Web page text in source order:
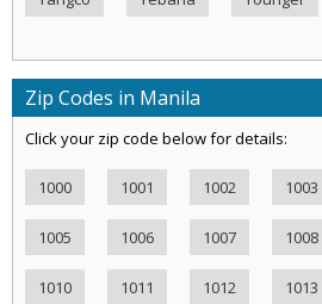
Zip Codes in Manila
Click your zip code below for details:
1000 1001 1002 1003
1005 1006 1007 1008
1010 1011 1012 1013